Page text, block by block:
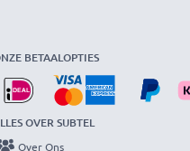
BETAALOPTIES
OVER SUBTEL
Over Ons